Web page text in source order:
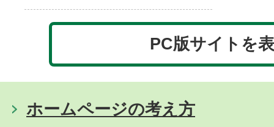
PC版サイトを
ホームページの考え方